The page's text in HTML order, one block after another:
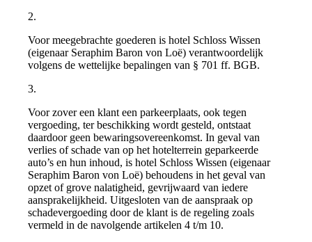
2.
Voor meegebrachte goederen is hotel Schloss Wissen
(eigenaar Seraphim Baron von Loë) verantwoordelijk
volgens de wettelijke bepalingen van § 701 ff. BGB.
3.
Voor zover een klant een parkeerplaats, ook tegen
vergoeding, ter beschikking wordt gesteld, ontstaat
daardoor geen bewaringsovereenkomst. In geval van
verlies of schade van op het hotelterrein geparkeerde
auto’s en hun inhoud, is hotel Schloss Wissen (eigenaar
Seraphim Baron von Loë) behoudens in het geval van
opzet of grove nalatigheid, gevrijwaard van iedere
aansprakelijkheid. Uitgesloten van de aanspraak op
schadevergoeding door de klant is de regeling zoals
vermeld in de navolgende artikelen 4 t/m 10.